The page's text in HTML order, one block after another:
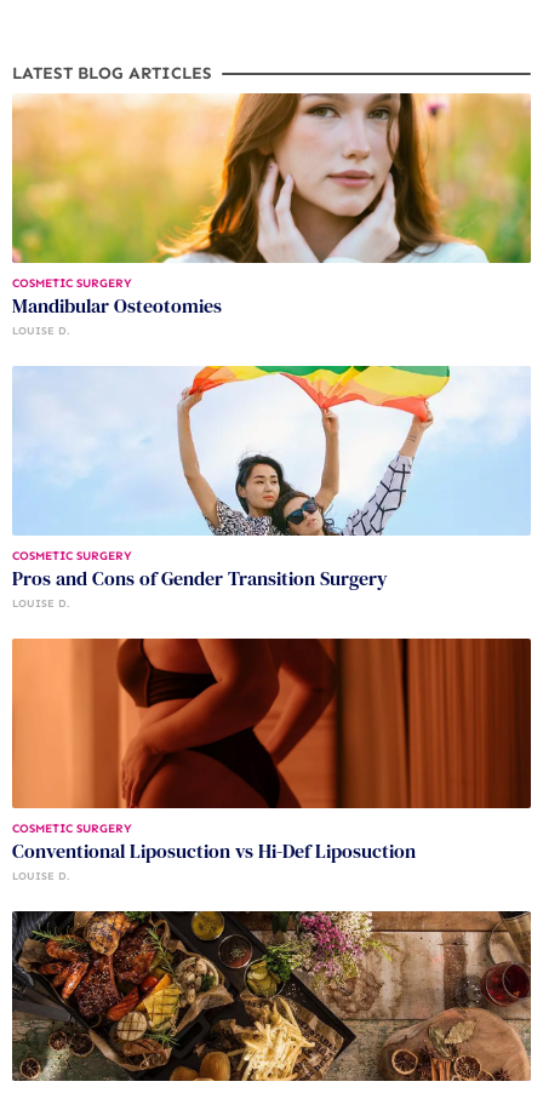
LATEST BLOG ARTICLES
COSMETIC SURGERY
Mandibular Osteotomies
LOUISE D.
COSMETIC SURGERY
Pros and Cons of Gender Transition Surgery
LOUISE D.
COSMETIC SURGERY
Conventional Liposuction vs Hi-Def Liposuction
LOUISE D.